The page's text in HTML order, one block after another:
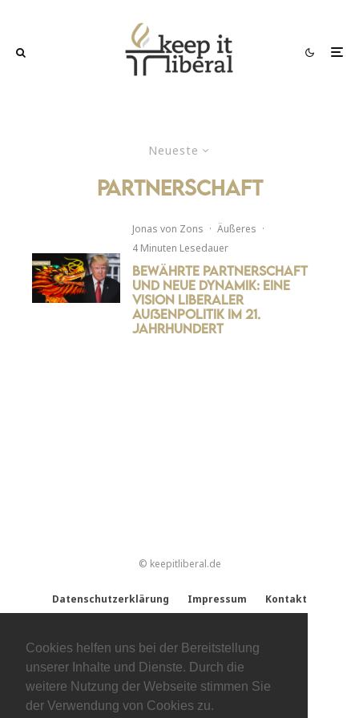
Cookies helfen uns bei der Bereitstellung
unserer Inhalte und Dienste. Durch die
weitere Nutzung der Webseite stimmen Sie
der Verwendung von Cookies zu.
Neueste
Partnerschaft
Jonas von Zons · Äußeres ·
4 Minuten Lesedauer
Bewährte Partnerschaft
und neue Dynamik: Eine
Vision liberaler
Außenpolitik im 21.
Jahrhundert
© keepitliberal.de
Datenschutzerklärung Impressum Kontakt